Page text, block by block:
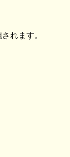
れます。